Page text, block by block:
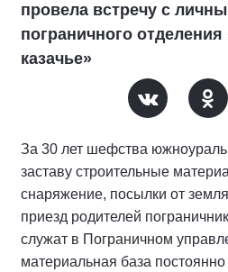
провела встречу с
пограничного
казачье»
За 30 лет шефства
заставу строительные
снаряжение, посылки от
приезд родителей
служат в Пограничном
материальная база постоянно